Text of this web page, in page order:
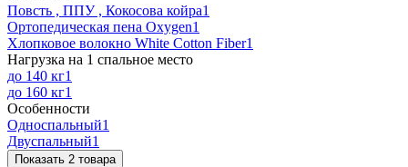
Повсть , ППУ , Кокосова койра1
Ортопедическая пена Oxygen1
Хлопковое волокно White Cotton Fiber1
Нагрузка на 1 спальное место
до 140 кг1
до 160 кг1
Особенности
Односпальный1
Двуспальный1
Показать 2 товара